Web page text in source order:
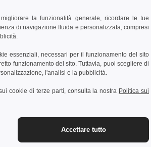
al carrello
la funzionalità generale, ricordare le tue
di navigazione fluida e personalizzata, compresi
essenziali, necessari per il funzionamento del sito
funzionamento del sito. Tuttavia, puoi scegliere di
l'analisi e la pubblicità.
cookie di terze parti, consulta la nostra Politica sui
Accettare tutto